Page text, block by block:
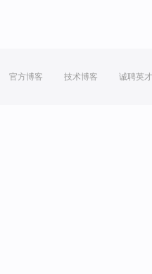
官方博客 技术博客 诚聘英才